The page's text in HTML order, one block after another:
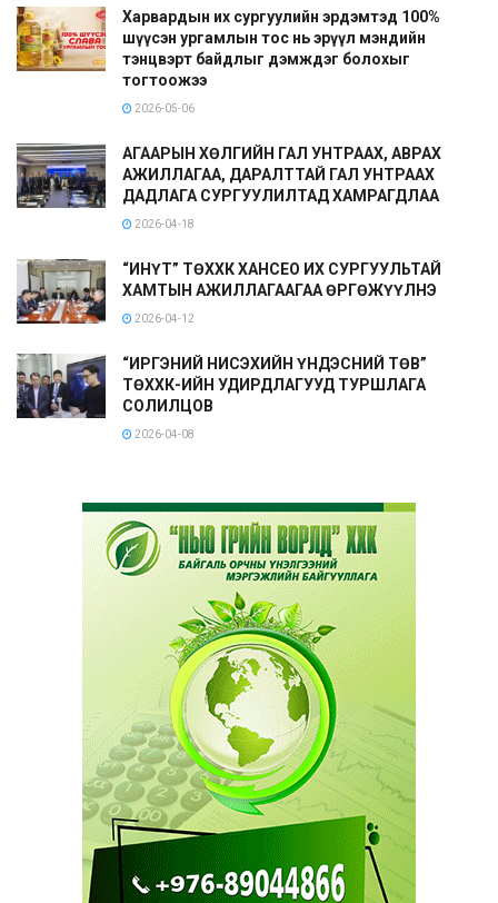
Харвардын их сургуулийн эрдэмтэд 100%
шүүсэн ургамлын тос нь эрүүл мэндийн
тэнцвэрт байдлыг дэмждэг болохыг
тогтоожээ
2026-05-06
АГААРЫН ХӨЛГИЙН ГАЛ УНТРААХ, АВРАХ
АЖИЛЛАГАА, ДАРАЛТТАЙ ГАЛ УНТРААХ
ДАДЛАГА СУРГУУЛИЛТАД ХАМРАГДЛАА
2026-04-18
“ИНҮТ” ТӨХХК ХАНСЕО ИХ СУРГУУЛЬТАЙ
ХАМТЫН АЖИЛЛАГААГАА ӨРГӨЖҮҮЛНЭ
2026-04-12
“ИРГЭНИЙ НИСЭХИЙН ҮНДЭСНИЙ ТӨВ”
ТӨХХК-ИЙН УДИРДЛАГУУД ТУРШЛАГА
СОЛИЛЦОВ
2026-04-08